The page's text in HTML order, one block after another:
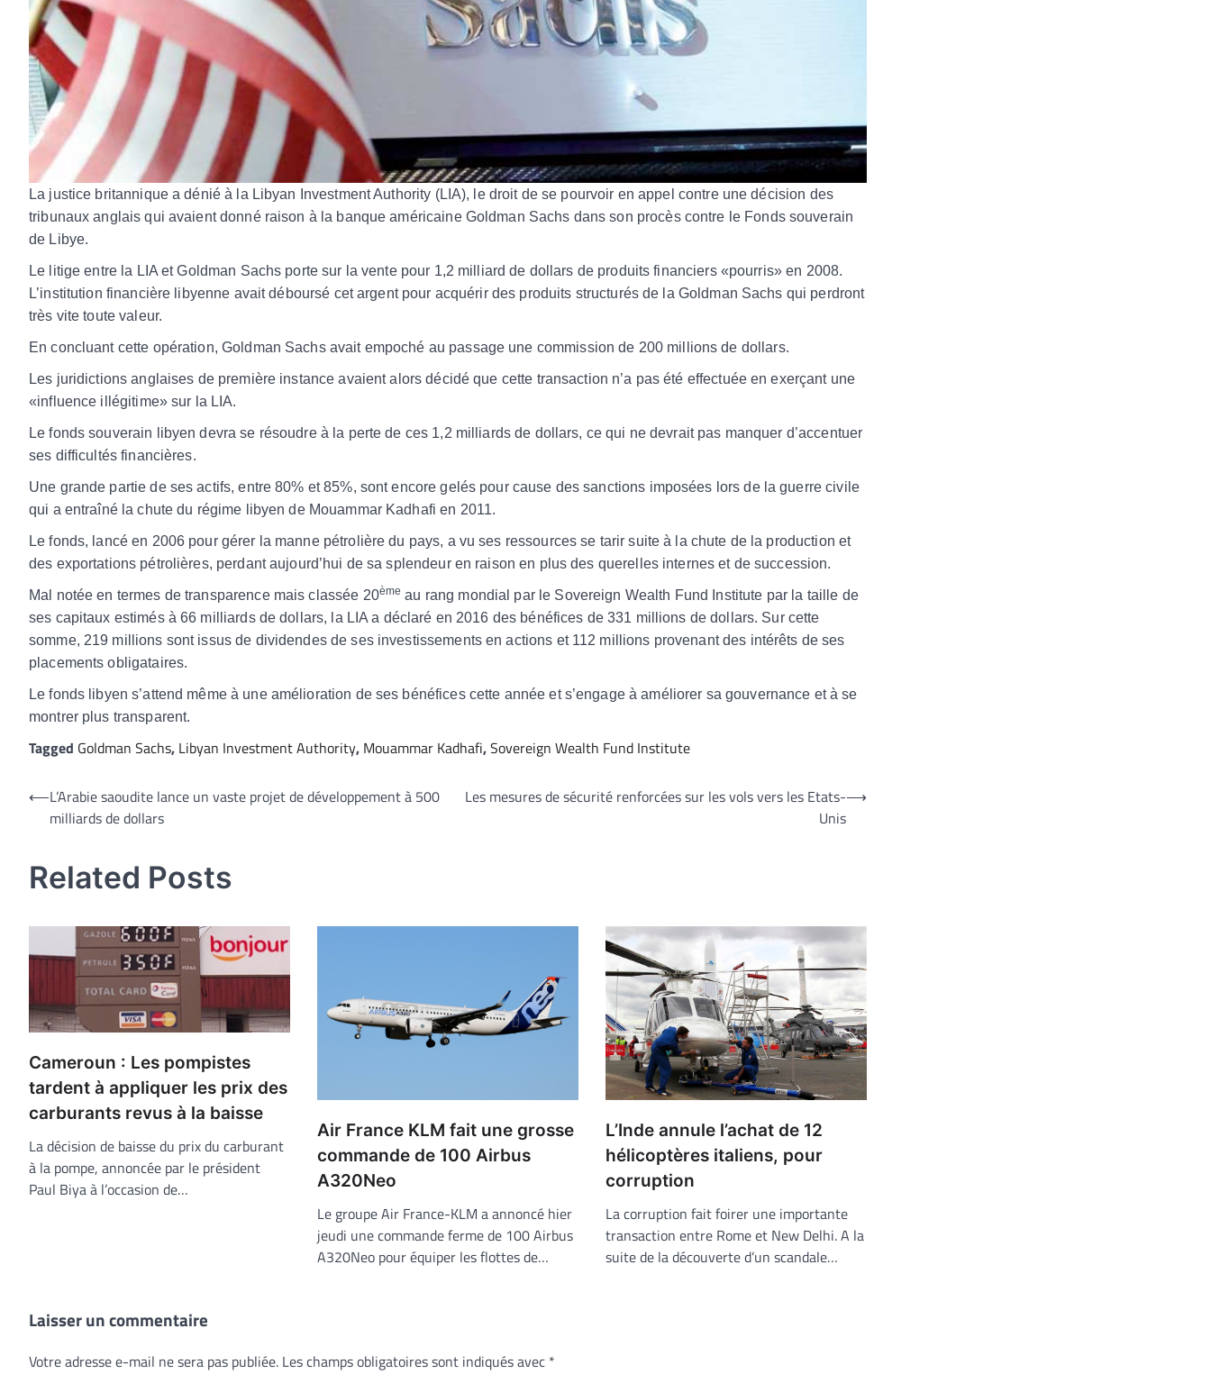
La justice britannique a dénié à la Libyan Investment Authority (LIA), le droit de se pourvoir en appel contre une décision des
tribunaux anglais qui avaient donné raison à la banque américaine Goldman Sachs dans son procès contre le Fonds souverain
de Libye.
Le litige entre la LIA et Goldman Sachs porte sur la vente pour 1,2 milliard de dollars de produits financiers «pourris» en 2008.
L’institution financière libyenne avait déboursé cet argent pour acquérir des produits structurés de la Goldman Sachs qui perdront
très vite toute valeur.
En concluant cette opération, Goldman Sachs avait empoché au passage une commission de 200 millions de dollars.
Les juridictions anglaises de première instance avaient alors décidé que cette transaction n’a pas été effectuée en exerçant une
«influence illégitime» sur la LIA.
Le fonds souverain libyen devra se résoudre à la perte de ces 1,2 milliards de dollars, ce qui ne devrait pas manquer d’accentuer
ses difficultés financières.
Une grande partie de ses actifs, entre 80% et 85%, sont encore gelés pour cause des sanctions imposées lors de la guerre civile
qui a entraîné la chute du régime libyen de Mouammar Kadhafi en 2011.
Le fonds, lancé en 2006 pour gérer la manne pétrolière du pays, a vu ses ressources se tarir suite à la chute de la production et
des exportations pétrolières, perdant aujourd’hui de sa splendeur en raison en plus des querelles internes et de succession.
Mal notée en termes de transparence mais classée 20ème au rang mondial par le Sovereign Wealth Fund Institute par la taille de
ses capitaux estimés à 66 milliards de dollars, la LIA a déclaré en 2016 des bénéfices de 331 millions de dollars. Sur cette
somme, 219 millions sont issus de dividendes de ses investissements en actions et 112 millions provenant des intérêts de ses
placements obligataires.
Le fonds libyen s’attend même à une amélioration de ses bénéfices cette année et s’engage à améliorer sa gouvernance et à se
montrer plus transparent.
Tagged Goldman Sachs, Libyan Investment Authority, Mouammar Kadhafi,Sovereign Wealth Fund Institute
Navigation
⟵L’Arabie saoudite lance un vaste projet de développement à 500
milliards de dollars
Les mesures de sécurité renforcées sur les vols vers les Etats-
Unis
⟶
Related Posts
Cameroun : Les pompistes
tardent à appliquer les prix des
carburants revus à la baisse
La décision de baisse du prix du carburant
à la pompe, annoncée par le président
Paul Biya à l’occasion de…
Air France KLM fait une grosse
commande de 100 Airbus
A320Neo
Le groupe Air France-KLM a annoncé hier
jeudi une commande ferme de 100 Airbus
A320Neo pour équiper les flottes de…
L’Inde annule l’achat de 12
hélicoptères italiens, pour
corruption
La corruption fait foirer une importante
transaction entre Rome et New Delhi. A la
suite de la découverte d’un scandale…
Laisser un commentaire
Votre adresse e-mail ne sera pas publiée. Les champs obligatoires sont indiqués avec *